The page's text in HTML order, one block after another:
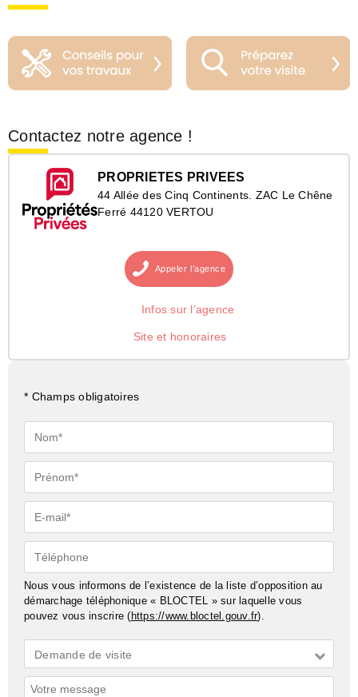
Contactez notre agence !
PROPRIETES PRIVEES
44 Allée des Cinq Continents. ZAC Le Chêne
Ferré 44120 VERTOU
Appeler l’agence
Infos sur l’agence
Site et honoraires
* Champs obligatoires
Nom*
Prénom*
E-
mail*
Téléphone
Nous vous informons de l’existence de la liste d’opposition au
démarchage téléphonique « BLOCTEL » sur laquelle vous
pouvez vous inscrire ( https://www.bloctel.gouv.fr).
Demande
*
Demande de visite
Commentaires